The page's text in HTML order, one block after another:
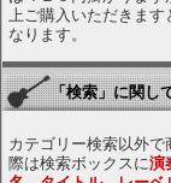
上ご購入いただきます
なります。
「検索」に関し
カテゴリー検索以外で
際は検索ボックスに演